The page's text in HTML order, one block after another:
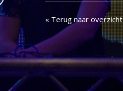
« Terug naar overzicht